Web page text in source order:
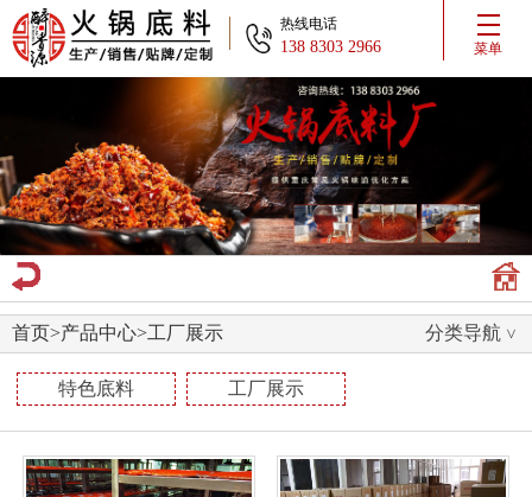
热线电话
138 8303 2966 菜单
首页>产品中心>工厂展示 分类导航
特色底料 工厂展示